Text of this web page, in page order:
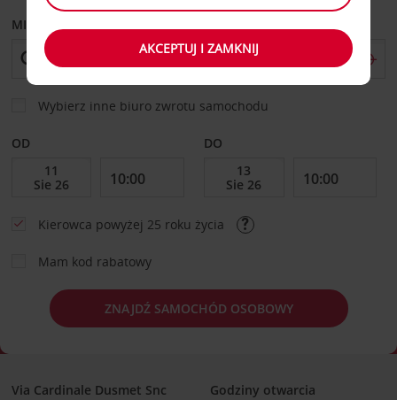
MIEJSCE ODBIORU
Wybierz inne biuro zwrotu samochodu
OD DO
Kierowca powyżej 25 roku życia
Mam kod rabatowy
ZNAJDŹ SAMOCHÓD OSOBOWY
Via Cardinale Dusmet Snc
Godziny otwarcia
AKCEPTUJ I ZAMKNIJ